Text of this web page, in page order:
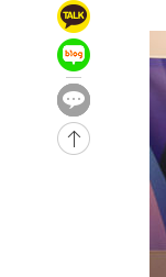
-23176초 전 >
-22552초 전 >
여
-18779초 전 >
극
주 날씨]
-15797초 전 >
축
-14314초 전 >
[속
'최
[속보]